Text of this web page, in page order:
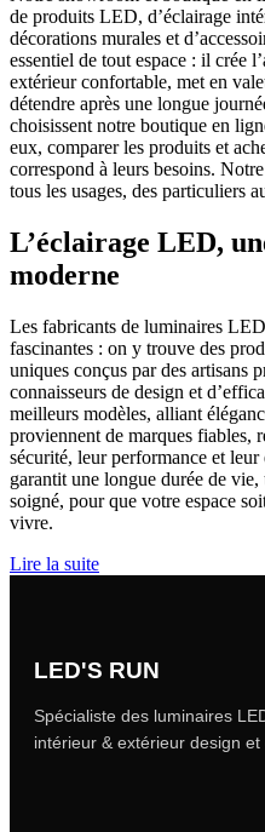
de produits LED, d’éclairage
décorations murales et
essentiel de tout espace : il crée
extérieur confortable, met en
détendre après une longue
choisissent notre boutique en
eux, comparer les produits et
correspond à leurs besoins.
tous les usages, des particuliers
L’éclairage LED,
moderne
Les fabricants de luminaires
fascinantes : on y trouve des
uniques conçus par des artisans
connaisseurs de design et
meilleurs modèles, alliant
proviennent de marques fiables,
sécurité, leur performance et
garantit une longue durée de
soigné, pour que votre espace
vivre.
Lire la suite
LED'S RUN
Spécialiste des luminaires
intérieur & extérieur design et